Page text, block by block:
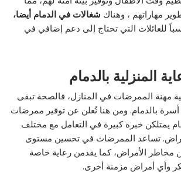
مهاراتهم ، وهناك شغالات في الدمام أيضا،
للعائلات التي تحتاج إلى دعم إضافي في
المنزلية بالدمام
مهنة الممرضات في المنازل، فالصحة تبقى
بالدمام. ومن هنا نُعلن عن توفير ممرضات
يمتلكن خبرة كبيرة في التعامل مع مختلف
تساعد الممرضات في تحسين مستوى
مخاطر الأمراض، كما يقدمن رعاية خاصة
وأي أمراض مزمنة أخرى.